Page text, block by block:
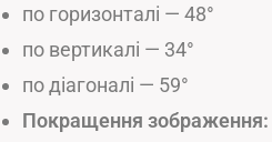
по горизонталі — 48°
по вертикалі — 34°
по діагоналі — 59°
Покращення зображення: